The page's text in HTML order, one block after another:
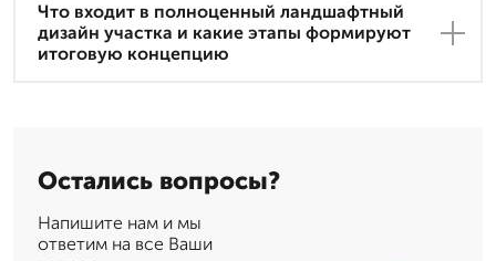
Что входит в полноценный ландшафтный
дизайн участка и какие этапы формируют
итоговую концепцию
Остались вопросы?
Напишите нам и мы
ответим на все Ваши